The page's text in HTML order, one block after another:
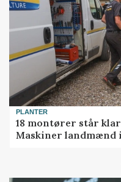
PLANTER
18 montører står
Maskiner landmænd